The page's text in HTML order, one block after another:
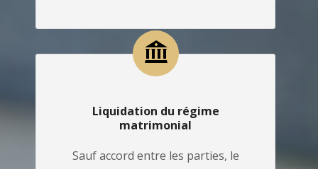
Liquidation du régime
matrimonial
Sauf accord entre les parties, le